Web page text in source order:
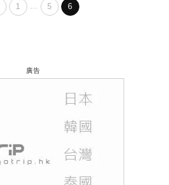
1 … 5 6
廣告